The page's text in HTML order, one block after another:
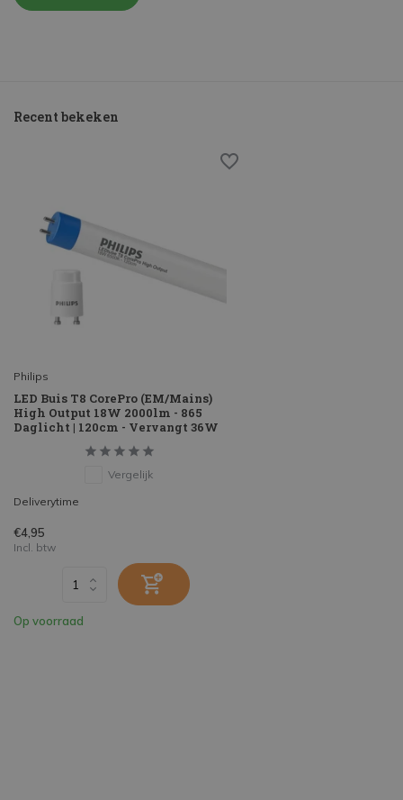
Recent bekeken
Philips
LED Buis T8 CorePro (EM/Mains)
High Output 18W 2000lm - 865
Daglicht | 120cm - Vervangt 36W
Vergelijk
Deliverytime
€4,95
Incl. btw
Op voorraad